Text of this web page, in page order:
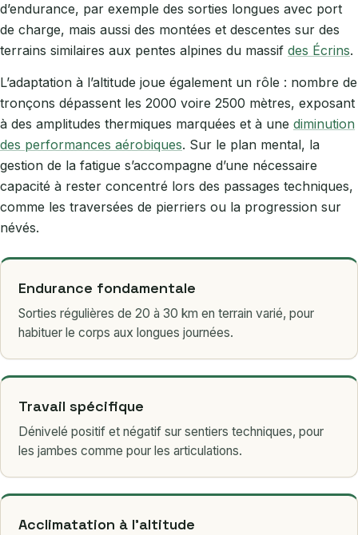
d’endurance, par exemple des sorties longues avec port
de charge, mais aussi des montées et descentes sur des
terrains similaires aux pentes alpines du massif des Écrins.
L’adaptation à l’altitude joue également un rôle : nombre de
tronçons dépassent les 2000 voire 2500 mètres, exposant
à des amplitudes thermiques marquées et à une diminution
des performances aérobiques. Sur le plan mental, la
gestion de la fatigue s’accompagne d’une nécessaire
capacité à rester concentré lors des passages techniques,
comme les traversées de pierriers ou la progression sur
névés.
Endurance fondamentale
Sorties régulières de 20 à 30 km en terrain varié, pour
habituer le corps aux longues journées.
Travail spécifique
Dénivelé positif et négatif sur sentiers techniques, pour
les jambes comme pour les articulations.
Acclimatation à l’altitude